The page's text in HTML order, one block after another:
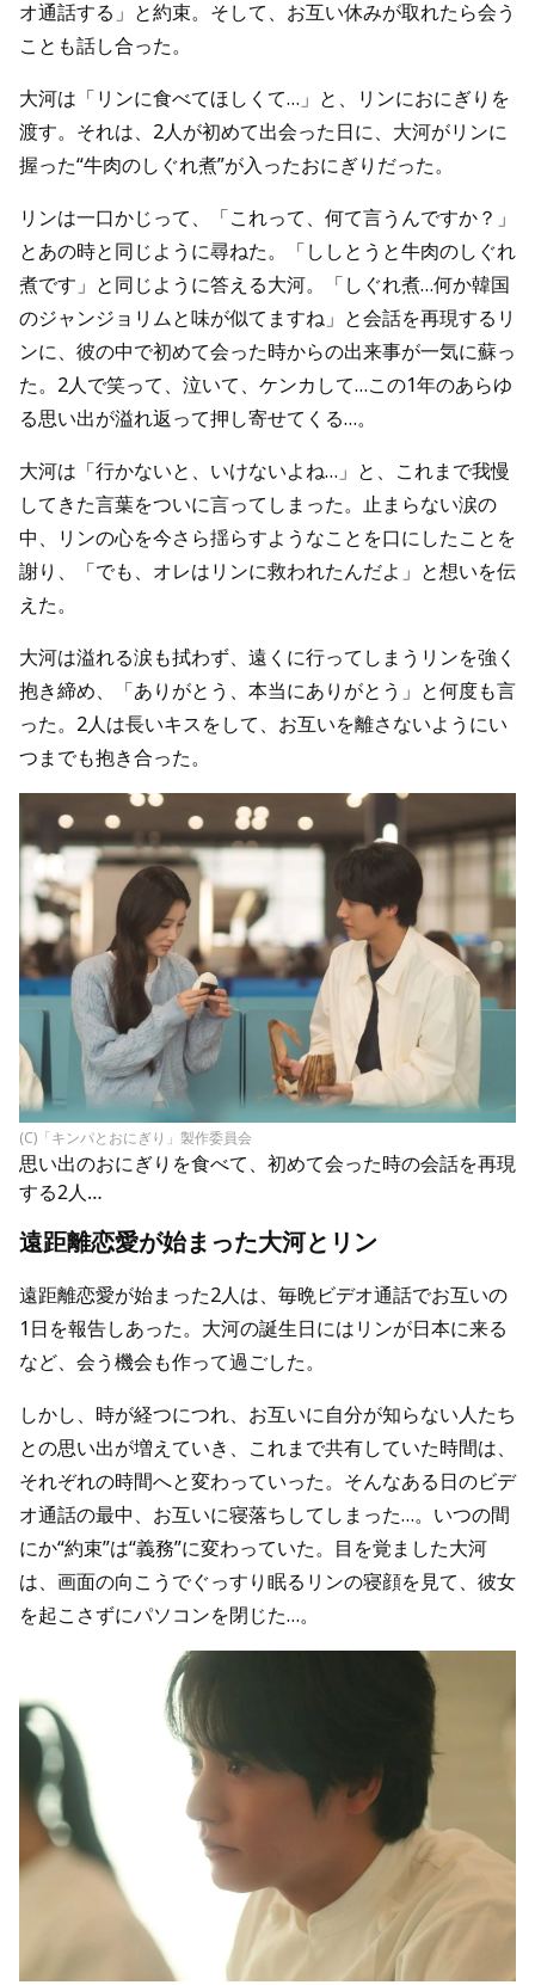
オ通話する」と約束。そして、お互い休みが取れたら会う
ことも話し合った。
大河は「リンに食べてほしくて…」と、リンにおにぎりを
渡す。それは、2人が初めて出会った日に、大河がリンに
握った“牛肉のしぐれ煮”が入ったおにぎりだった。
リンは一口かじって、「これって、何て言うんですか？」
とあの時と同じように尋ねた。「ししとうと牛肉のしぐれ
煮です」と同じように答える大河。「しぐれ煮…何か韓国
のジャンジョリムと味が似てますね」と会話を再現するリ
ンに、彼の中で初めて会った時からの出来事が一気に蘇っ
た。2人で笑って、泣いて、ケンカして…この1年のあらゆ
る思い出が溢れ返って押し寄せてくる…。
大河は「行かないと、いけないよね…」と、これまで我慢
してきた言葉をついに言ってしまった。止まらない涙の
中、リンの心を今さら揺らすようなことを口にしたことを
謝り、「でも、オレはリンに救われたんだよ」と想いを伝
えた。
大河は溢れる涙も拭わず、遠くに行ってしまうリンを強く
抱き締め、「ありがとう、本当にありがとう」と何度も言
った。2人は長いキスをして、お互いを離さないようにい
つまでも抱き合った。
(C)「キンパとおにぎり」製作委員会
思い出のおにぎりを食べて、初めて会った時の会話を再現
する2人…
遠距離恋愛が始まった大河とリン
遠距離恋愛が始まった2人は、毎晩ビデオ通話でお互いの
1日を報告しあった。大河の誕生日にはリンが日本に来る
など、会う機会も作って過ごした。
しかし、時が経つにつれ、お互いに自分が知らない人たち
との思い出が増えていき、これまで共有していた時間は、
それぞれの時間へと変わっていった。そんなある日のビデ
オ通話の最中、お互いに寝落ちしてしまった…。いつの間
にか“約束”は“義務”に変わっていた。目を覚ました大河
は、画面の向こうでぐっすり眠るリンの寝顔を見て、彼女
を起こさずにパソコンを閉じた…。